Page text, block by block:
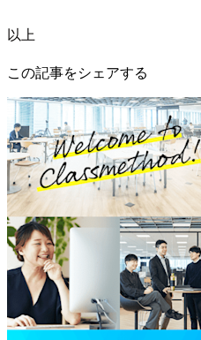
以上
この記事をシェアする